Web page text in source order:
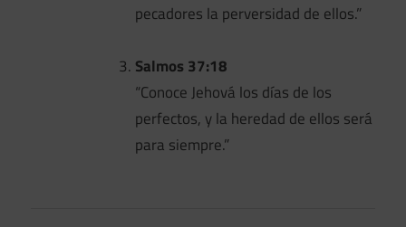
pecadores la perversidad de ellos.”
Salmos 37:18
“Conoce Jehová los días de los
perfectos, y la heredad de ellos será
para siempre.”